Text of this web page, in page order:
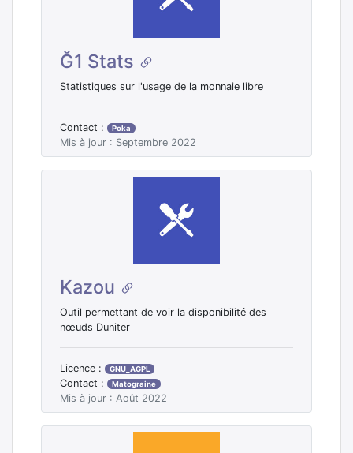
Ğ1 Stats
Statistiques sur l'usage de la monnaie libre
Contact : Poka
Mis à jour : Septembre 2022
Kazou
Outil permettant de voir la disponibilité des
nœuds Duniter
Licence : GNU_AGPL
Contact : Matograine
Mis à jour : Août 2022